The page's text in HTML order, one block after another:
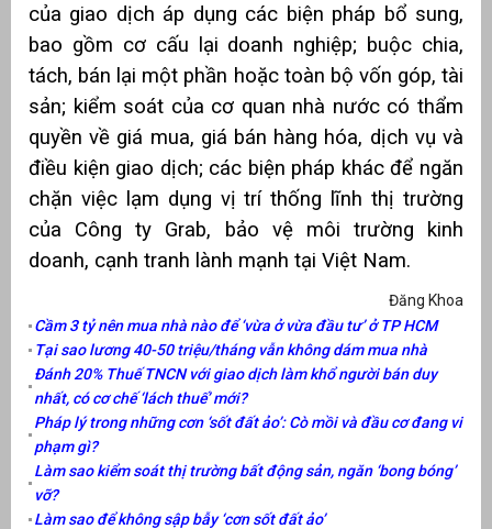
của giao dịch áp dụng các biện pháp bổ sung,
bao gồm cơ cấu lại doanh nghiệp; buộc chia,
tách, bán lại một phần hoặc toàn bộ vốn góp, tài
sản; kiểm soát của cơ quan nhà nước có thẩm
quyền về giá mua, giá bán hàng hóa, dịch vụ và
điều kiện giao dịch; các biện pháp khác để ngăn
chặn việc lạm dụng vị trí thống lĩnh thị trường
của Công ty Grab, bảo vệ môi trường kinh
doanh, cạnh tranh lành mạnh tại Việt Nam.
Đăng Khoa
Cầm 3 tỷ nên mua nhà nào để ‘vừa ở vừa đầu tư’ ở TP HCM
Tại sao lương 40-50 triệu/tháng vẫn không dám mua nhà
Đánh 20% Thuế TNCN với giao dịch làm khổ người bán duy
nhất, có cơ chế ‘lách thuế’ mới?
Pháp lý trong những cơn ‘sốt đất ảo’: Cò mồi và đầu cơ đang vi
phạm gì?
Làm sao kiểm soát thị trường bất động sản, ngăn ‘bong bóng’
vỡ?
Làm sao để không sập bẫy ‘cơn sốt đất ảo’